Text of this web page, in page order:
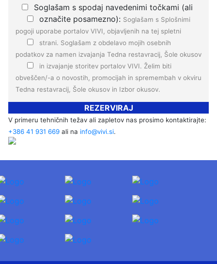
Soglašam s spodaj navedenimi točkami (ali
označite posamezno): Soglašam s Splošnimi
pogoji uporabe portalov VIVI, objavljenih na tej spletni
strani. Soglašam zobdelavo mojih osebnih
podatkov za namen izvajanja Tedna restavracij, Šole okusov
in izvajanje storitev portalov VIVI. Želim biti
obveščen/-a o novostih, promocijah in spremembah v okviru
Tedna restavracij, Šole okusov in Izbor okusov.
REZERVIRAJ
V primeru tehničnih težav ali zapletov nas prosimo kontaktirajte:
+386 41 931 669 ali na info@vivi.si.